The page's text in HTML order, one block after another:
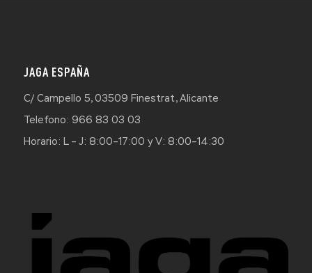
JAGA ESPAÑA
C/ Campello 5, 03509 Finestrat, Alicante
Telefono: 966 83 03 03
Horario: L – J: 8:00–17:00 y V: 8:00–14:30